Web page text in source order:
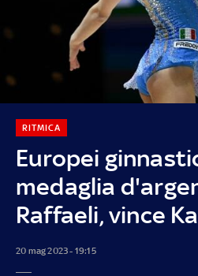
Europei
medaglia
Raffaeli, vince
RITMICA
20 mag 2023 - 19:15